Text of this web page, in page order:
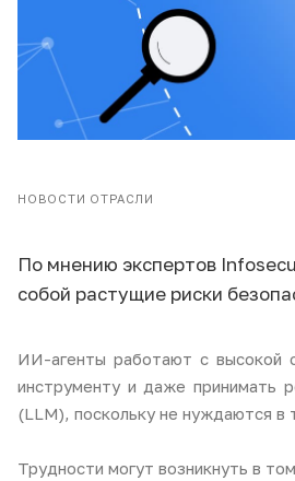
НОВОСТИ ОТРАСЛИ
По мнению экспертов
собой растущие риски
ИИ-агенты работают с высокой
инструменту и даже принимать
(LLM), поскольку не нуждаются в
Трудности могут возникнуть в